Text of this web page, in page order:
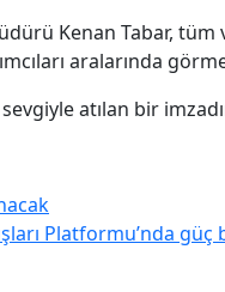
Kenan Tabar,
aralarında
atılan bir
Platformu’nda güç